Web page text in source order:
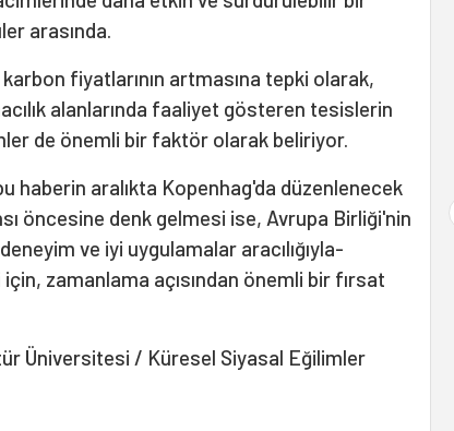
arasında.
fiyatlarının artmasına tepki olarak,
alanlarında faaliyet gösteren tesislerin
de önemli bir faktör olarak beliriyor.
haberin aralıkta Kopenhag'da düzenlenecek
öncesine denk gelmesi ise, Avrupa Birliği'nin
ve iyi uygulamalar aracılığıyla-
zamanlama açısından önemli bir fırsat
Üniversitesi / Küresel Siyasal Eğilimler